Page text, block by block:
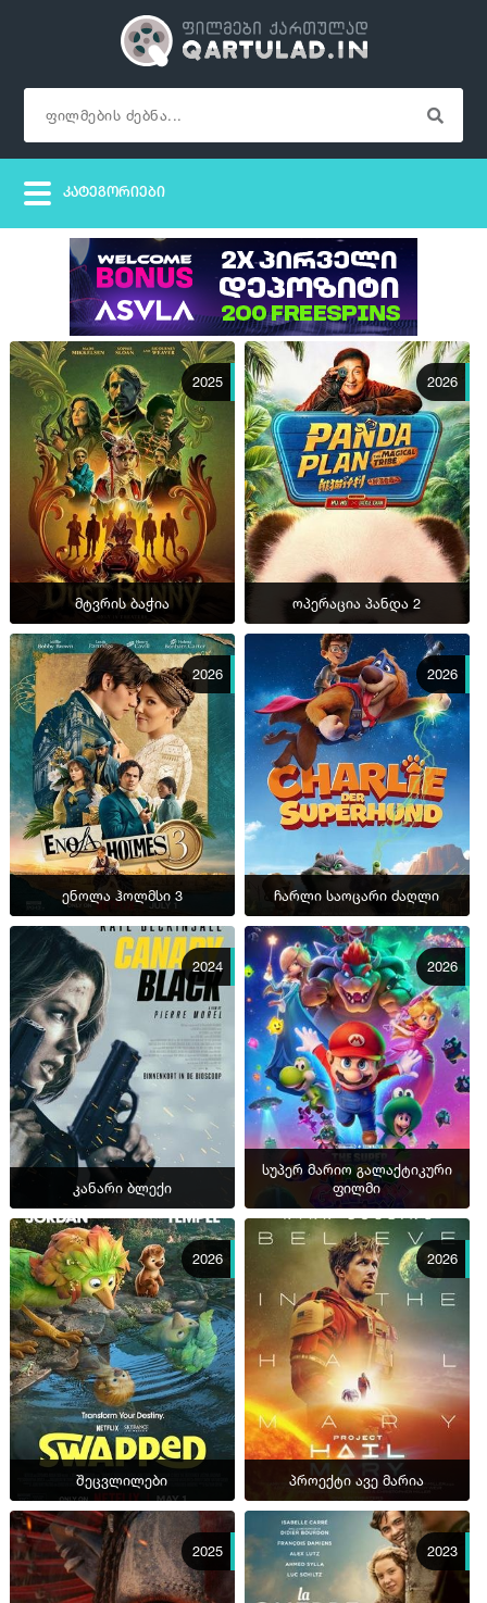
2025
მტვრის ბაჭია
2026
ოპერაცია პანდა 2
2026
ენოლა ჰოლმსი 3
2026
ჩარლი საოცარი ძაღლი
2024
კანარი ბლექი
2026
სუპერ მარიო გალაქტიკური
ფილმი
2026
შეცვლილები
2026
პროექტი ავე მარია
2025 2023